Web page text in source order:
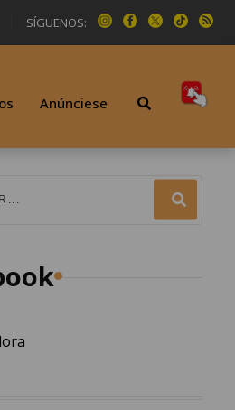
SÍGUENOS:
Anúnciese